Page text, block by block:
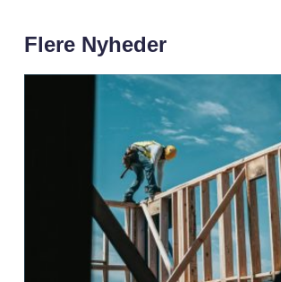
Flere Nyheder